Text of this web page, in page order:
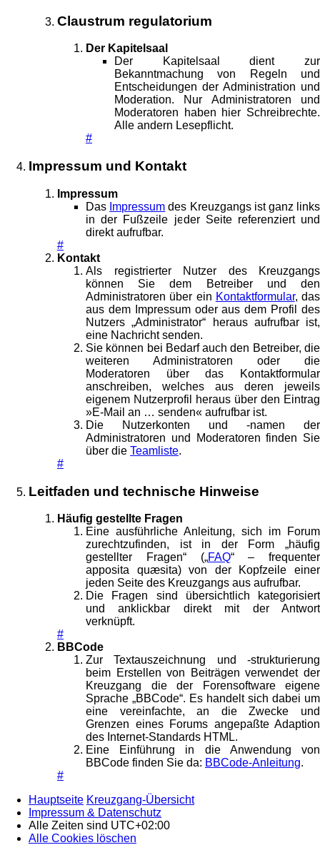
Claustrum regulatorium
Der Kapitelsaal
Der Kapitelsaal dient zur
Bekanntmachung von Regeln und
Entscheidungen der Administration und
Moderation. Nur Administratoren und
Moderatoren haben hier Schreibrechte.
Alle andern Lesepflicht.
#
Impressum und Kontakt
Impressum
Das Impressum des Kreuzgangs ist ganz links
in der Fußzeile jeder Seite referenziert und
direkt aufrufbar.
#
Kontakt
Als registrierter Nutzer des Kreuzgangs
können Sie dem Betreiber und den
Administratoren über ein Kontaktformular, das
aus dem Impressum oder aus dem Profil des
Nutzers „Administrator“ heraus aufrufbar ist,
eine Nachricht senden.
Sie können bei Bedarf auch den Betreiber, die
weiteren Administratoren oder die
Moderatoren über das Kontaktformular
anschreiben, welches aus deren jeweils
eigenem Nutzerprofil heraus über den Eintrag
»E-Mail an … senden« aufrufbar ist.
Die Nutzerkonten und -namen der
Administratoren und Moderatoren finden Sie
über die Teamliste.
#
Leitfaden und technische Hinweise
Häufig gestellte Fragen
Eine ausführliche Anleitung, sich im Forum
zurechtzufinden, ist in der Form „häufig
gestellter Fragen“ („FAQ“ – frequenter
apposita quæsita) von der Kopfzeile einer
jeden Seite des Kreuzgangs aus aufrufbar.
Die Fragen sind übersichtlich kategorisiert
und anklickbar direkt mit der Antwort
verknüpft.
#
BBCode
Zur Textauszeichnung und -strukturierung
beim Erstellen von Beiträgen verwendet der
Kreuzgang die der Forensoftware eigene
Sprache „BBCode“. Es handelt sich dabei um
eine vereinfachte, an die Zwecke und
Grenzen eines Forums angepaßte Adaption
des Internet-Standards HTML.
Eine Einführung in die Anwendung von
BBCode finden Sie da: BBCode-Anleitung.
#
Hauptseite Kreuzgang-Übersicht
Impressum & Datenschutz
Alle Zeiten sind UTC+02:00
Alle Cookies löschen